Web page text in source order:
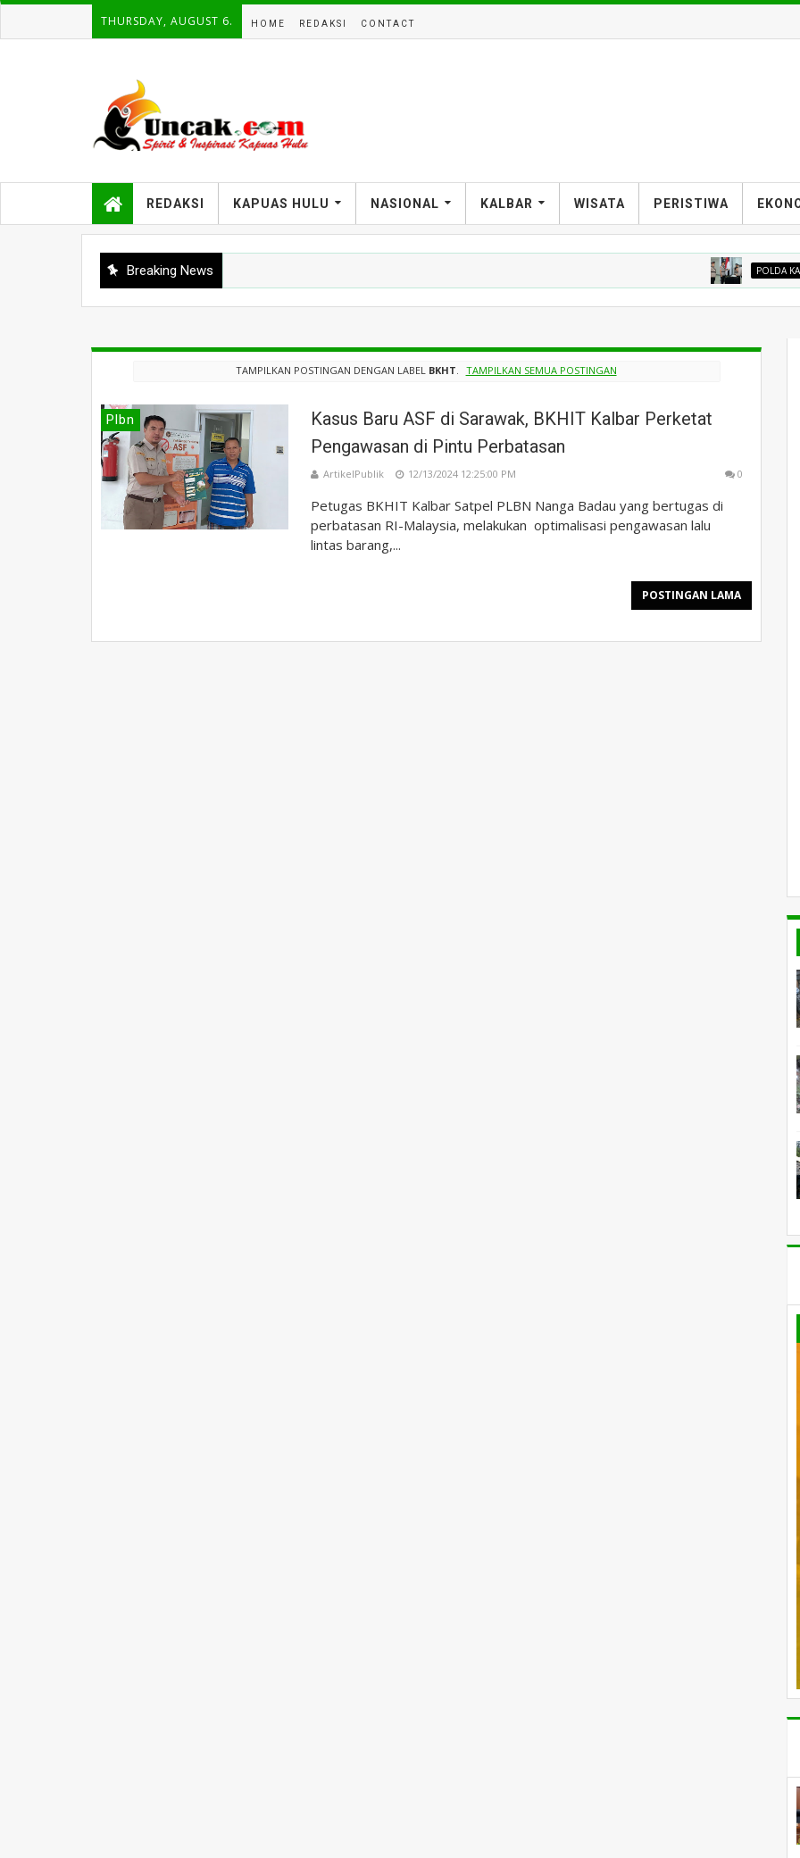
THURSDAY, AUGUST 6. HOME REDAKSI CONTACT
REDAKSI KAPUAS HULU NASIONAL KALBAR WISATA PERISTIWA
Breaking News POLDA KALBAR
TAMPILKAN POSTINGAN DENGAN LABEL BKHT. TAMPILKAN SEMUA POSTINGAN
Plbn
Kasus Baru ASF di Sarawak, BKHIT Kalbar Perketat
Pengawasan di Pintu Perbatasan
ArtikelPublik 12/13/2024 12:25:00 PM 0
Petugas BKHIT Kalbar Satpel PLBN Nanga Badau yang bertugas di
perbatasan RI-Malaysia, melakukan optimalisasi pengawasan lalu
lintas barang,...
POSTINGAN LAMA